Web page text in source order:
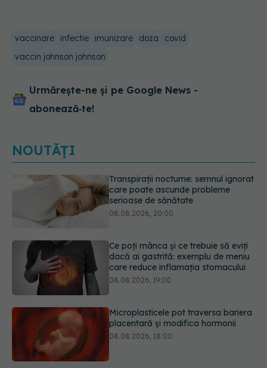
vaccinare infectie imunizare doza
covid
vaccin johnson johnson
Urmărește-ne și pe Google News -
abonează‑te!
NOUTĂȚI
Ce poți mânca și ce trebuie să eviți
dacă ai gastrită: exemplu de meniu
care reduce inflamația stomacului
Microplasticele pot traversa bariera
placentară și modifica hormonii
08.08.2026, 18:00
Trucul genial cu ceai negru pentru
păr. Tot mai multe femei îl adoră